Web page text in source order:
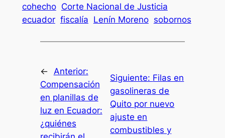
cohecho Corte Nacional de Justicia
ecuador fiscalía Lenín Moreno sobornos
← Anterior:
Compensación
en planillas de
luz en Ecuador:
¿quiénes
Siguiente: Filas en
gasolineras de
Quito por nuevo
ajuste en
combustibles y